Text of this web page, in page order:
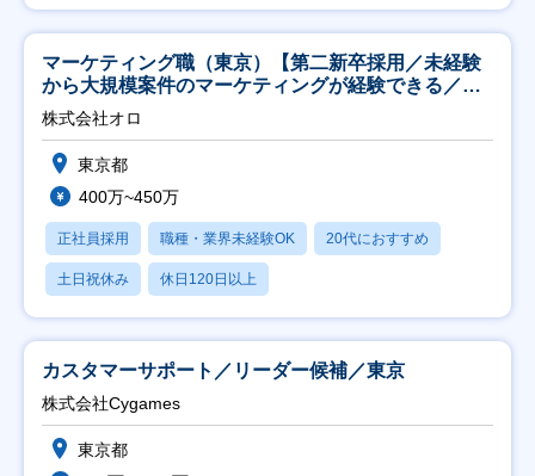
マーケティング職（東京）【第二新卒採用／未経験
から大規模案件のマーケティングが経験できる／研
修充実】
株式会社オロ
東京都
400万~450万
正社員採用 職種・業界未経験OK 20代におすすめ
土日祝休み 休日120日以上
カスタマーサポート／リーダー候補／東京
株式会社Cygames
東京都